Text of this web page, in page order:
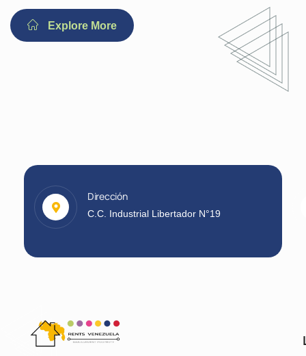
Explore More
Dirección
C.C. Industrial Libertador N°19